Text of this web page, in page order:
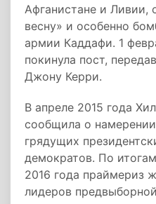
Афганистане и Ливии,
весну» и особенно
армии Каддафи. 1
покинула пост,
Джону Керри.
В апреле 2015 года
сообщила о намерении
грядущих
демократов. По
2016 года праймериз
лидеров